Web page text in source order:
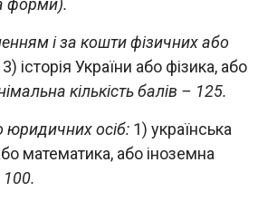
форми).
і за кошти фізичних або
історія України або фізика, або
кількість балів – 125.
юридичних осіб: 1) українська
математика, або іноземна
100.